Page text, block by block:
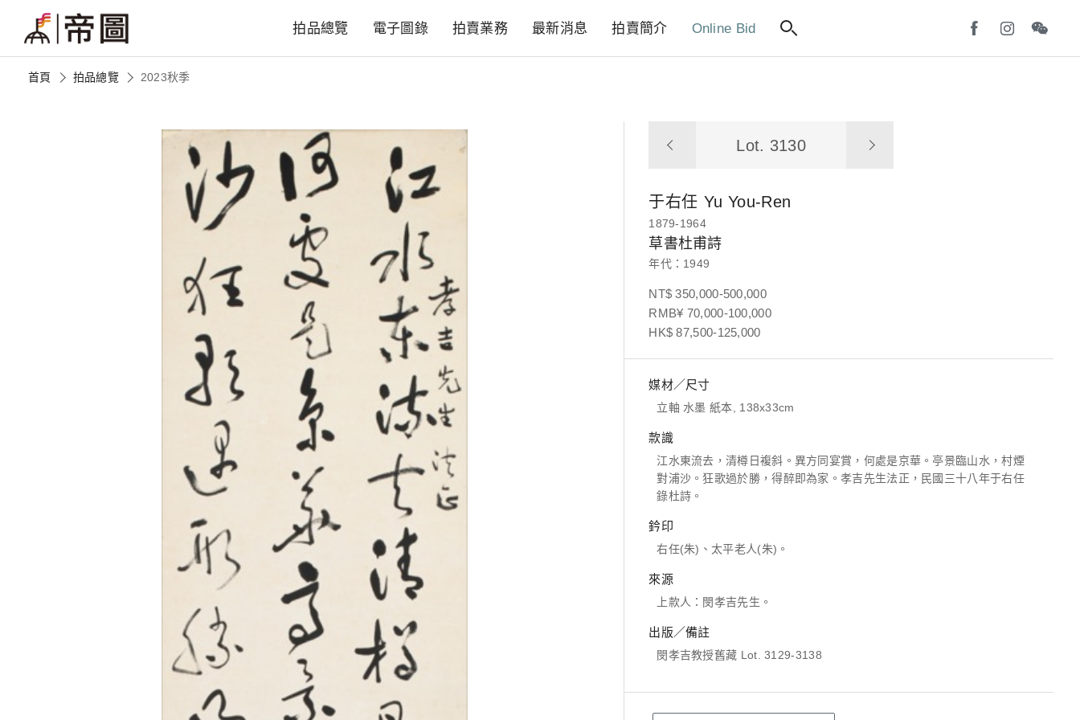
拍品總覽 電子圖錄 拍賣業務 最新消息 拍賣簡介 Online Bid
首頁 拍品總覽 2023秋季
Lot. 3130
于右任 Yu You-Ren
1879-1964
草書杜甫詩
年代：1949
NT$ 350,000-500,000
RMB¥ 70,000-100,000
HK$ 87,500-125,000
媒材／尺寸
立軸 水墨 紙本, 138x33cm
款識
江水東流去，清樽日複斜。異方同宴賞，何處是京華。亭景臨山水，村煙
對浦沙。狂歌過於勝，得醉即為家。孝吉先生法正，民國三十八年于右任
錄杜詩。
鈐印
右任(朱)、太平老人(朱)。
來源
上款人：閔孝吉先生。
出版／備註
閔孝吉教授舊藏 Lot. 3129-3138